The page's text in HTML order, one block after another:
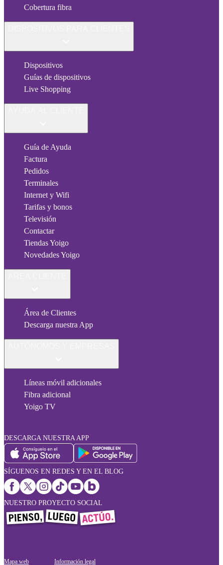
Cobertura fibra
Dispositivos
Guías de dispositivos
Live Shopping
Guía de Ayuda
Factura
Pedidos
Terminales
Internet y Wifi
Tarifas y bonos
Televisión
Contactar
Tiendas Yoigo
Novedades Yoigo
Área de Clientes
Descarga nuestra App
Líneas móvil adicionales
Fibra adicional
Yoigo TV
DESCARGA NUESTRA APP
SÍGUENOS EN REDES Y EN EL BLOG
NUESTRO PROYECTO SOCIAL
Mapa web Información legal